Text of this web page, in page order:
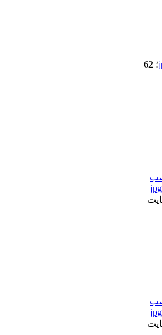
960 × 539؛ 62